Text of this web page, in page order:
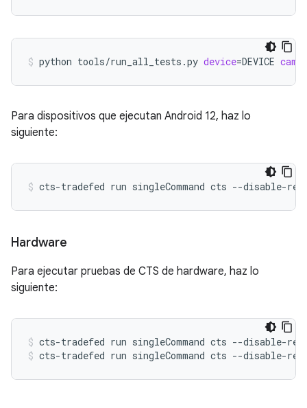
python tools/run_all_tests.py device=DEVICE
Para dispositivos que ejecutan Android 12, haz lo
siguiente:
cts-tradefed run singleCommand cts --disable-
Hardware
Para ejecutar pruebas de CTS de hardware, haz lo
siguiente:
cts-tradefed run singleCommand cts --disable-
cts-tradefed run singleCommand cts --disable-